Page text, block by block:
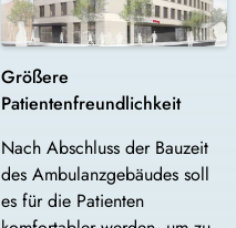
Größere
Patientenfreundlichkeit
Nach Abschluss der Bauzeit
des Ambulanzgebäudes soll
es für die Patienten